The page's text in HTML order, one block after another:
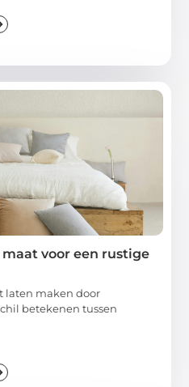
voor een rustige
laten maken door
betekenen tussen